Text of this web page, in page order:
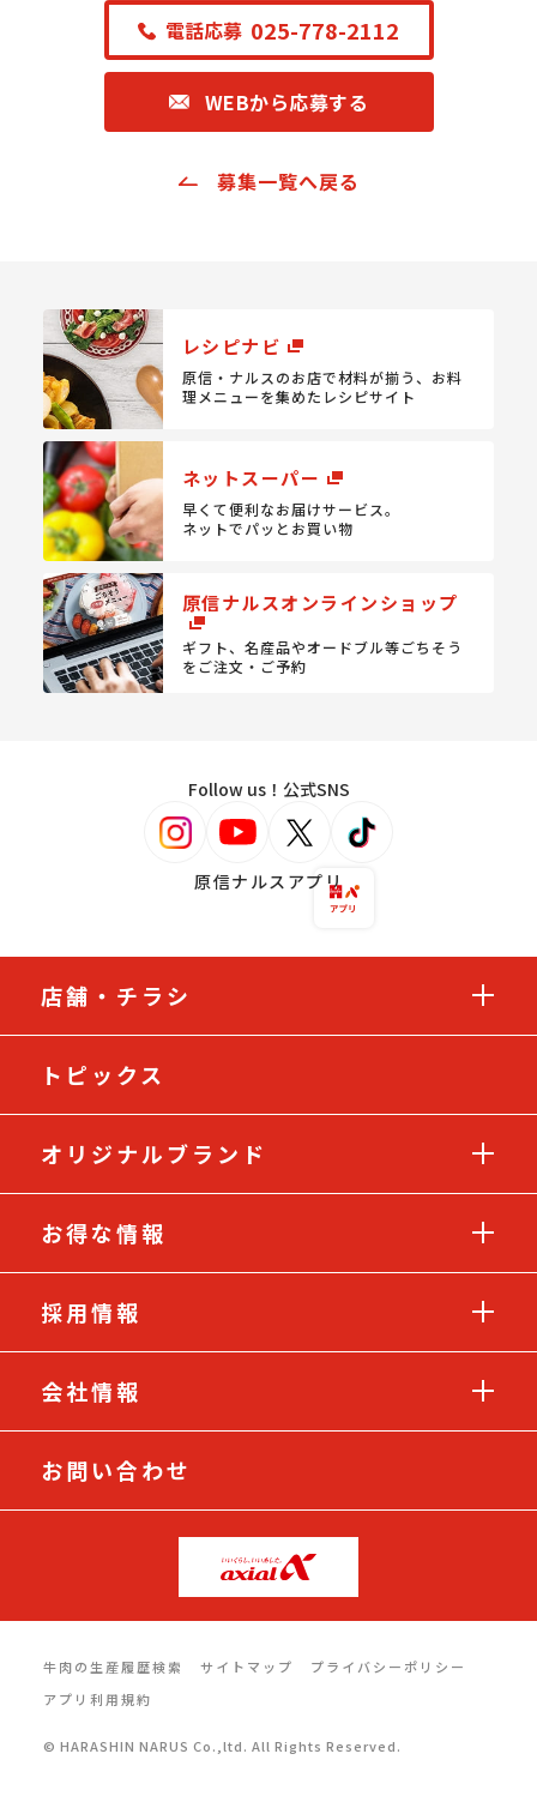
電話応募 025-778-2112
WEBから応募する
募集一覧へ戻る
レシピナビ
原信・ナルスのお店で材料が揃う、 お料
理メニューを集めたレシピサイト
ネットスーパー
早くて便利なお届けサービス。
ネットでパッとお買い物
原信ナルスオンラインショップ
ギフト、名産品やオードブル等ごちそう
をご注文・ご予約
Follow us！公式SNS
原信ナルスアプリ
店舗・チラシ
トピックス
オリジナルブランド
お得な情報
採用情報
会社情報
お問い合わせ
牛肉の生産履歴検索 サイトマップ
プライバシーポリシー
アプリ利用規約
© HARASHIN NARUS Co.,ltd. All Rights Reserved.